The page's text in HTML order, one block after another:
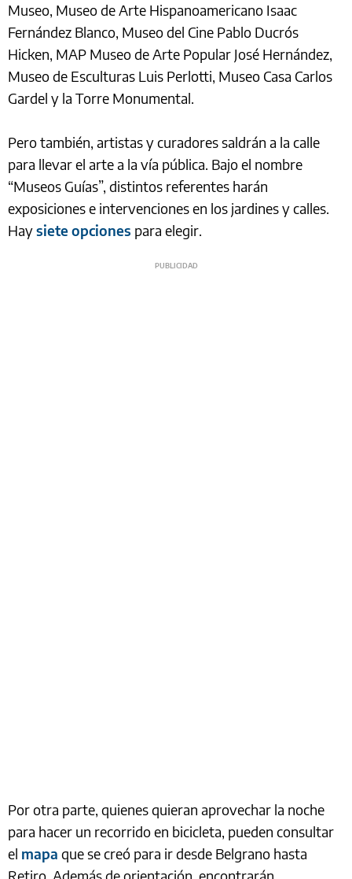
Museo, Museo de Arte Hispanoamericano Isaac
Fernández Blanco, Museo del Cine Pablo Ducrós
Hicken, MAP Museo de Arte Popular José Hernández,
Museo de Esculturas Luis Perlotti, Museo Casa Carlos
Gardel y la Torre Monumental.
Pero también, artistas y curadores saldrán a la calle
para llevar el arte a la vía pública. Bajo el nombre
“Museos Guías”, distintos referentes harán
exposiciones e intervenciones en los jardines y calles.
Haysiete opciones para elegir.
Por otra parte, quienes quieran aprovechar la noche
para hacer un recorrido en bicicleta, pueden consultar
el mapa que se creó para ir desde Belgrano hasta